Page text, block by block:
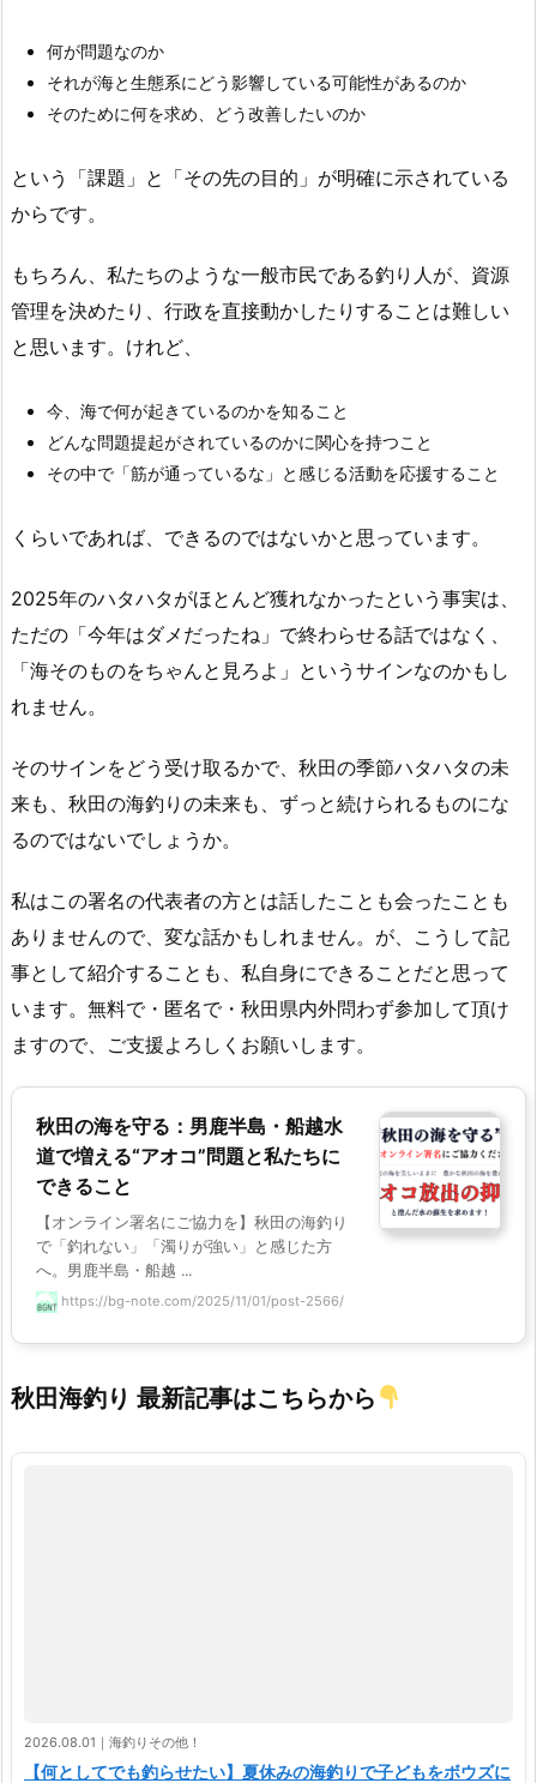
何が問題なのか
それが海と生態系にどう影響している可能性があるのか
そのために何を求め、どう改善したいのか
という「課題」と「その先の目的」が明確に示されている
からです。
もちろん、私たちのような一般市民である釣り人が、資源
管理を決めたり、行政を直接動かしたりすることは難しい
と思います。けれど、
今、海で何が起きているのかを知ること
どんな問題提起がされているのかに関心を持つこと
その中で「筋が通っているな」と感じる活動を応援すること
くらいであれば、できるのではないかと思っています。
2025年のハタハタがほとんど獲れなかったという事実は、
ただの「今年はダメだったね」で終わらせる話ではなく、
「海そのものをちゃんと見ろよ」というサインなのかもし
れません。
そのサインをどう受け取るかで、秋田の季節ハタハタの未
来も、秋田の海釣りの未来も、ずっと続けられるものにな
るのではないでしょうか。
私はこの署名の代表者の方とは話したことも会ったことも
ありませんので、変な話かもしれません。が、こうして記
事として紹介することも、私自身にできることだと思って
います。無料で・匿名で・秋田県内外問わず参加して頂け
ますので、ご支援よろしくお願いします。
秋田の海を守る：男鹿半島・船越水
道で増える“アオコ”問題と私たちに
できること
【オンライン署名にご協力を】秋田の海釣り
で「釣れない」「濁りが強い」と感じた方
へ。男鹿半島・船越 ...
https://bg-note.com/2025/11/01/post-2566/
秋田海釣り 最新記事はこちらから
2026.08.01｜海釣りその他！
【何としてでも釣らせたい】夏休みの海釣りで子どもをボウズに